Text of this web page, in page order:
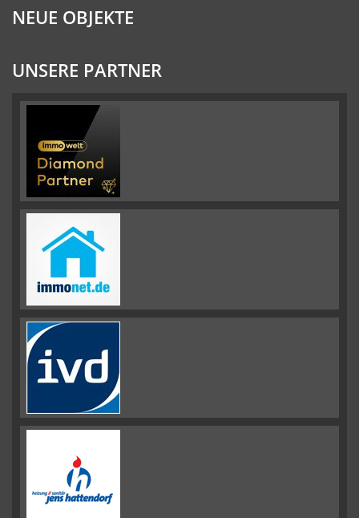
NEUE OBJEKTE
UNSERE PARTNER